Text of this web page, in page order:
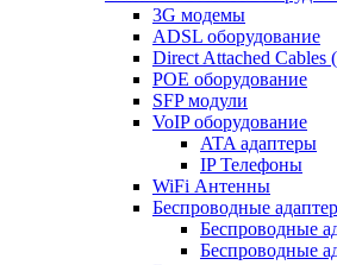
3G модемы
ADSL оборудование
Direct Attached Cables
POE оборудование
SFP модули
VoIP оборудование
ATA адаптеры
IP Телефоны
WiFi Антенны
Беспроводные
Беспроводные
Беспроводные